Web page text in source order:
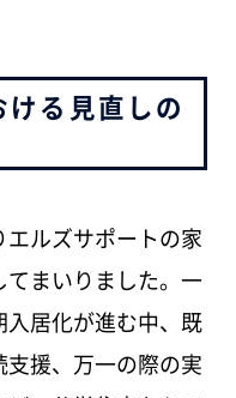
ける見直しの
ルズサポートの家
まいりました。一
居化が進む中、既
援、万一の際の実